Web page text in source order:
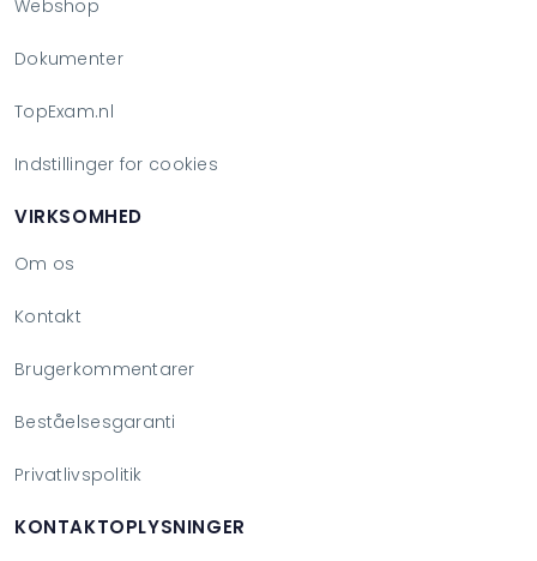
Webshop
Dokumenter
TopExam.nl
Indstillinger for cookies
VIRKSOMHED
Om os
Kontakt
Brugerkommentarer
Beståelsesgaranti
Privatlivspolitik
KONTAKTOPLYSNINGER